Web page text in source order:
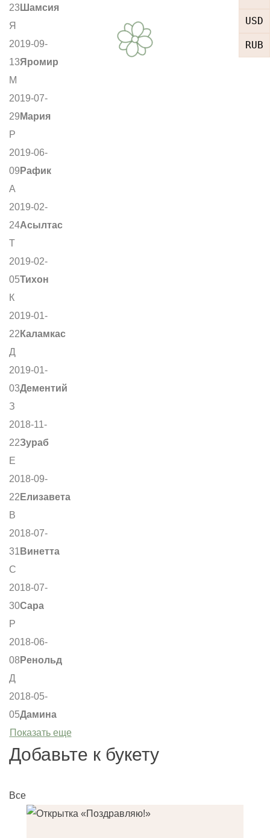
USD
RUB
23 Шамсия
Я
2019-09-
13Яромир
М
2019-07-
29 Мария
Р
2019-06-
09 Рафик
А
2019-02-
24Асылтас
Т
2019-02-
05Тихон
К
2019-01-
22 Каламкас
Д
2019-01-
03Дементий
З
2018-11-
22Зураб
Е
2018-09-
22 Елизавета
В
2018-07-
31 Винетта
С
2018-07-
30Сара
Р
2018-06-
08 Ренольд
Д
2018-05-
05Дамина
Показать еще
Добавьте к букету
Все